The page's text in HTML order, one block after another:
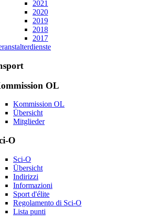
2021
2020
2019
2018
2017
OL
Kommission OL
Übersicht
Mitglieder
O
Sci-O
Übersicht
Indirizzi
Informazioni
Sport d'élite
Regolamento di Sci-O
Lista punti